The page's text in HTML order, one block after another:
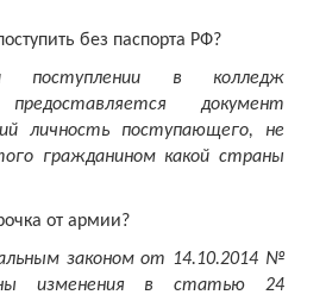
без паспорта РФ?
в колледж
документ
личность поступающего, не
гражданином какой страны
от армии?
законом от 14.10.2014 №
изменения в статью 24